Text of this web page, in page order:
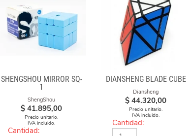
SHENGSHOU MIRROR SQ-
1
ShengShou
$ 41.895,00
Precio unitario.
IVA incluido.
Cantidad:
DIANSHENG BLADE CUBE
Diansheng
$ 44.320,00
Precio unitario.
IVA incluido.
Cantidad: